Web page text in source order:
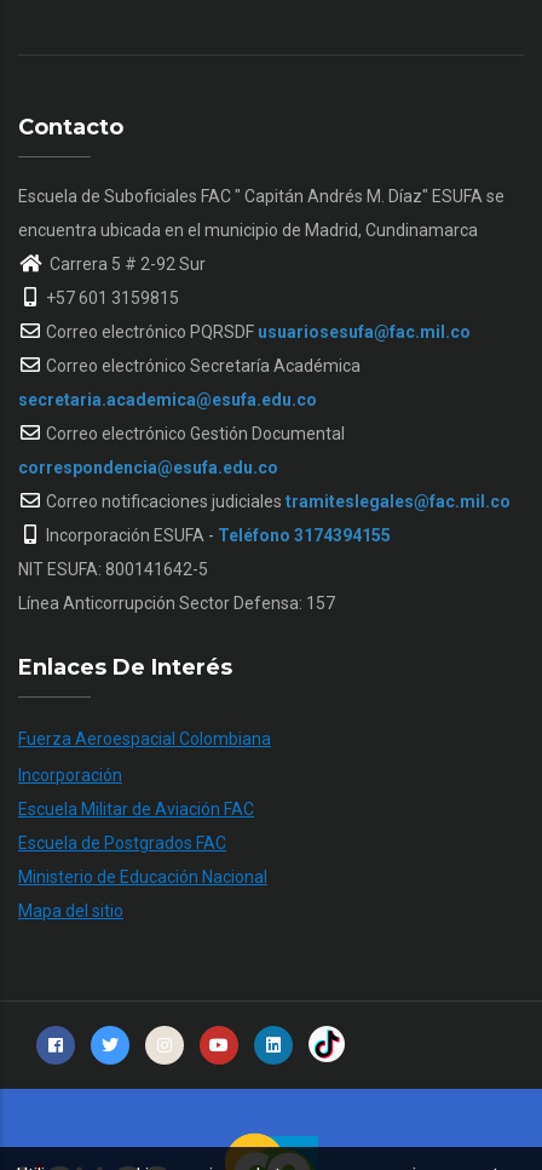
Contacto
Escuela de Suboficiales FAC " Capitán Andrés M. Díaz" ESUFA se
encuentra ubicada en el municipio de Madrid, Cundinamarca
Carrera 5 # 2-92 Sur
+57 601 3159815
Correo electrónico PQRSDF usuariosesufa@fac.mil.co
Correo electrónico Secretaría Académica
secretaria.academica@esufa.edu.co
Correo electrónico Gestión Documental
correspondencia@esufa.edu.co
Correo notificaciones judiciales tramiteslegales@fac.mil.co
Incorporación ESUFA - Teléfono 3174394155
NIT ESUFA: 800141642-5
Línea Anticorrupción Sector Defensa: 157
Enlaces De Interés
Fuerza Aeroespacial Colombiana
Incorporación
Escuela Militar de Aviación FAC
Escuela de Postgrados FAC
Ministerio de Educación Nacional
Mapa del sitio